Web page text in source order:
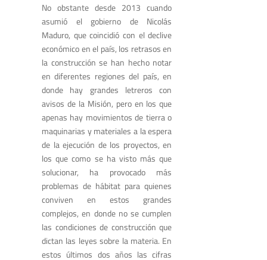
No obstante desde 2013 cuando
asumió el gobierno de Nicolás
Maduro, que coincidió con el declive
económico en el país, los retrasos en
la construcción se han hecho notar
en diferentes regiones del país, en
donde hay grandes letreros con
avisos de la Misión, pero en los que
apenas hay movimientos de tierra o
maquinarias y materiales a la espera
de la ejecución de los proyectos, en
los que como se ha visto más que
solucionar, ha provocado más
problemas de hábitat para quienes
conviven en estos grandes
complejos, en donde no se cumplen
las condiciones de construcción que
dictan las leyes sobre la materia. En
estos últimos dos años las cifras